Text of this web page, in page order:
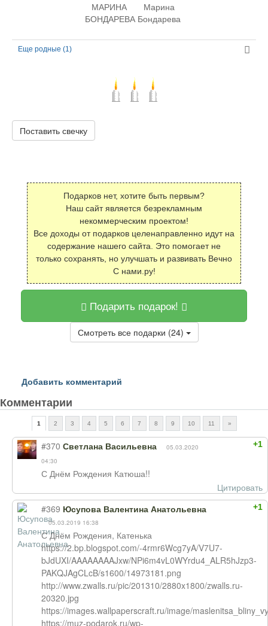
МАРИНА
БОНДАРЕВА
Марина
Бондарева
Еще родные (1)
Поставить свечку
Подарков нет, хотите быть первым?
Наш сайт является безрекламным
некоммерческим проектом!
Все доходы от подарков целенаправленно идут на
содержание нашего сайта. Это помогает не
только сохранять, но улучшать и развивать Вечно
С нами.ру!
Подарить подарок!
Смотреть все подарки (24)
Добавить комментарий
Комментарии
1 2 3 4 5 6 7 8 9 10 11 »
+1
#370 Светлана Васильевна
05.03.2020
04:30
С Днём Рождения Катюша!!
Цитировать
+1
#369 Юсупова Валентина Анатольевна
05.03.2019 16:38
С Днём Рождения, Катенька
https://2.bp.blogspot.com/-4rmr6Wcg7yA/V7U7-
bJdUXI/AAAAAAAAJxw/NPi6m4vL0WYrdu4_ALR5hJzp3-
PAKQJAgCLcB/s1600/14973181.png
http://www.zwalls.ru/pic/201310/2880x1800/zwalls.ru-
20320.jpg
https://images.wallpaperscraft.ru/image/
https://muz-podarok.ru/wp-